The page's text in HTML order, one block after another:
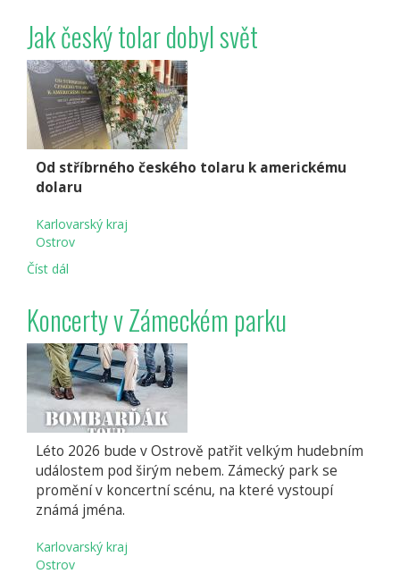
zavítalo
do
Ostrova.
Přijeďte
si
pro
tajné
heslo
i
samolepky!
Jak český tolar dobyl svět
Od stříbrného českého tolaru k americkému
dolaru
Karlovarský kraj
Ostrov
Číst dál
dobyl
svět
Koncerty v Zámeckém parku
Léto 2026 bude v Ostrově patřit velkým hudebním
událostem pod širým nebem. Zámecký park se
promění v koncertní scénu, na které vystoupí
známá jména.
Karlovarský kraj
Ostrov